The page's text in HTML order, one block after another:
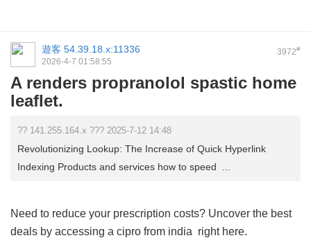
3972#
遊客 54.39.18.x:11336
2026-4-7 01:58:55
A renders propranolol spastic home
leaflet.
?? 141.255.164.x ??? 2025-7-12 14:48
Revolutionizing Lookup: The Increase of Quick Hyperlink
Indexing Products and services how to speed ...
Need to reduce your prescription costs? Uncover the best
deals by accessing a cipro from india right here.